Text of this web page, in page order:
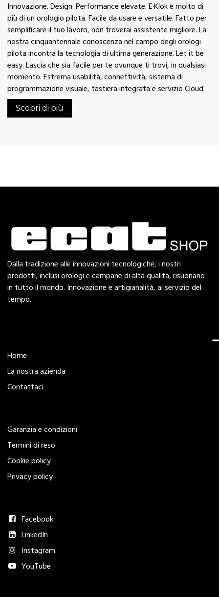
Innovazione. Design. Performance elevate. E·Klok è molto di
più di un orologio pilota. Facile da usare e versatile. Fatto per
semplificare il tuo lavoro, non troverai assistente migliore. La
nostra cinquantennale conoscenza nel campo degli orologi
pilota incontra la tecnologia di ultima generazione. Let it be
easy. Lascia che sia facile per te ovunque ti trovi, in qualsiasi
momento. Estrema usabilità, connettività, sistema di
programmazione visuale, tastiera integrata e servizio Cloud.
Scopri di più
Dalla tradizione alle innovazioni tecnologiche, i nostri
prodotti, inclusi orologi e campane di alta qualità, risuonano
in tutto il mondo. Innovazione e artigianalità, al servizio del
tempo.
Home
La nostra azienda
Contattaci
Garanzia e condizioni
Termini di reso
Cookie policy
Privacy policy
Facebook
LinkedIn
Instagram
YouTube